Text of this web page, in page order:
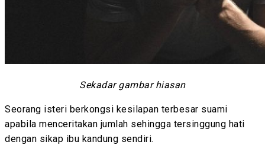
Sekadar gambar hiasan
Seorang isteri berkongsi kesilapan terbesar suami
apabila menceritakan jumlah sehingga tersinggung hati
dengan sikap ibu kandung sendiri.